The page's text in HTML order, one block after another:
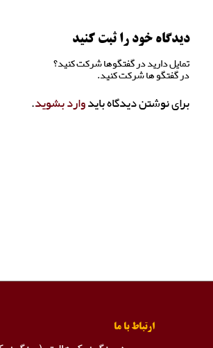
دیدگاه خود را ثبت کنید
تمایل دارید در گفتگوها شرکت کنید؟
در گفتگو ها شرکت کنید.
برای نوشتن دیدگاه بایدوارد بشوید.
ارتباط با ما